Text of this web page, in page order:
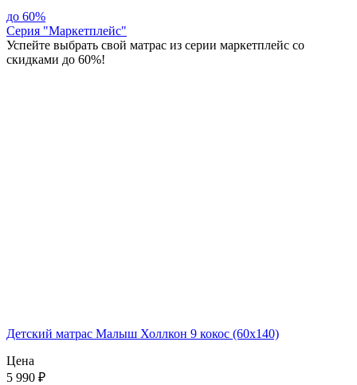
до 60%
Серия "Маркетплейс"
Успейте выбрать свой матрас из серии маркетплейс со
скидками до 60%!
Детский матрас Малыш Холлкон 9 кокос (60x140)
Цена
5 990 ₽